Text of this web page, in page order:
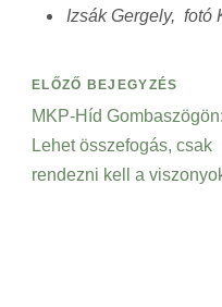
Izsák Gergely, fotó
ELŐZŐ BEJEGYZÉS
MKP-Híd Gombaszögön:
Lehet összefogás, csak
rendezni kell a